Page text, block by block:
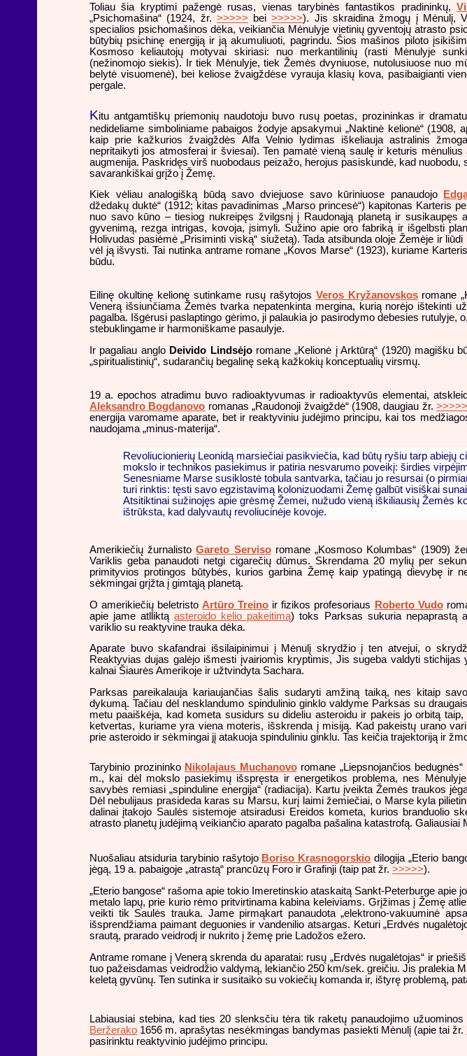
Toliau šia kryptimi pažengė rusas, vienas tarybinės fantastikos pradininkų,
„Psichomašina“ (1924, žr. >>>>> bei>>>>>). Jis skraidina žmogų į Mėnulį,
specialios psichomašinos dėka, veikiančia Mėnulyje vietinių gyventojų atrasto
būtybių psichinę energiją ir ją akumuliuoti, pagrindu. Šios mašinos piloto
Kosmoso keliautojų motyvai skiriasi: nuo merkantilinių (rasti Mėnulyje
(nežinomojo siekis). Ir tiek Mėnulyje, tiek Žemės dvyniuose, nutolusiuose nuo
belytė visuomenė), bei keliose žvaigždėse vyrauja klasių kova, pasibaigianti
pergale.
Kitu antgamtiškų priemonių naudotoju buvo rusų poetas, prozininkas ir
nedideliame simboliniame pabaigos žodyje apsakymui „Naktinė kelionė“ (1908,
kaip prie kažkurios žvaigždės Alfa Velnio lydimas iškeliauja astralinis
nepritaikyti jos atmosferai ir šviesai). Ten pamatė vieną saulę ir keturis
augmenija. Paskridęs virš nuobodaus peizažo, herojus pasiskundė, kad
savarankiškai grįžo į Žemę.
Kiek vėliau analogišką būdą savo dviejuose savo kūriniuose panaudojo
džedakų duktė“ (1912; kitas pavadinimas „Marso princesė“) kapitonas Karteris
nuo savo kūno – tiesiog nukreipęs žvilgsnį į Raudonąją planetą ir susikaupęs
gyvenimą, rezga intrigas, kovoja, įsimyli. Sužino apie oro fabriką ir išgelbsti
Holivudas pasiėmė „Prisiminti viską“ siužetą). Tada atsibunda oloje Žemėje ir
vėl ją išvysti. Tai nutinka antrame romane „Kovos Marse“ (1923), kuriame
būdu.
Eilinę okultinę kelionę sutinkame rusų rašytojos Veros Kryžanovskosromane
Venerą išsiunčiama Žemės tvarka nepatenkinta mergina, kurią norėjo ištekinti
pagalba. Išgėrusi paslaptingo gėrimo, ji palaukia jo pasirodymo debesies
stebuklingame ir harmoniškame pasaulyje.
Ir pagaliau anglo Deivido Lindsėjoromane „Kelionė į Arktūrą“ (1920) magišku
„spiritualistinių“, sudarančių begalinę seką kažkokių konceptualių virsmų.
19 a. epochos atradimu buvo radioaktyvumas ir radioaktyvūs elementai,
Aleksandro Bogdanovo romanas „Raudonoji žvaigždė“ (1908, daugiau žr.
energija varomame aparate, bet ir reaktyviniu judėjimo principu, kai tos
naudojama „minus-materija“.
Revoliucionierių Leonidą marsiečiai pasikviečia, kad būtų ryšiu tarp abiejų
mokslo ir technikos pasiekimus ir patiria nesvarumo poveikį: širdies
Senesniame Marse susiklostė tobula santvarka, tačiau jo resursai (o
turi rinktis: tęsti savo egzistavimą kolonizuodami Žemę galbūt visiškai
Atsitiktinai sužinojęs apie grėsmę Žemei, nužudo vieną iškiliausių Žemės
ištrūksta, kad dalyvautų revoliucinėje kovoje.
Amerikiečių žurnalistoGareto Servisoromane „Kosmoso Kolumbas“ (1909)
Variklis geba panaudoti netgi cigarečių dūmus. Skrendama 20 mylių per
primityvios protingos būtybės, kurios garbina Žemę kaip ypatingą dievybę ir
sėkmingai grįžta į gimtąją planetą.
O amerikiečių beletristo Artūro Treino ir fizikos profesoriaus Roberto Vudo
apie jame atlliktąasteroido kelio pakeitimą) toks Parksas sukuria nepaprastą
variklio su reaktyvine trauka dėka.
Aparate buvo skafandrai išsilaipinimui į Mėnulį skrydžio į ten atvejui, o
Reaktyvias dujas galėjo išmesti įvairiomis kryptimis, Jis sugeba valdyti stichijas
kalnai Šiaurės Amerikoje ir užtvindyta Sachara.
Parksas pareikalauja kariaujančias šalis sudaryti amžiną taiką, nes kitaip
dykumą. Tačiau dėl nesklandumo spindulinio ginklo valdyme Parksas su
metu paaiškėja, kad kometa susidurs su dideliu asteroidu ir pakeis jo orbitą
ketvertas, kuriame yra viena moteris, išskrenda į misiją. Kad pakeistų urano
prie asteroido ir sėkmingai jį atakuoja spinduliniu ginklu. Tas keičia trajektoriją ir
Tarybinio prozininko Nikolajaus Muchanovoromane „Liepsnojančios bedugnės“
m., kai dėl mokslo pasiekimų išspręsta ir energetikos problema, nes
savybės remiasi „spinduline energija“ (radiacija). Kartu įveikta Žemės traukos
Dėl nebulijaus prasideda karas su Marsu, kurį laimi žemiečiai, o Marse kyla
dalinai įtakojo Saulės sistemoje atsiradusi Ereidos kometa, kurios branduolio
atrasto planetų judėjimą veikiančio aparato pagalba pašalina katastrofą. Galiausiai
Nuošaliau atsiduria tarybinio rašytojo Boriso Krasnogorskio dilogija „Eterio
jėgą, 19 a. pabaigoje „atrastą“ prancūzų Foro ir Grafinji (taip pat žr. >>>>>).
„Eterio bangose“ rašoma apie tokio Imeretinskio ataskaitą Sankt-Peterburge
metalo lapų, prie kurio rėmo pritvirtinama kabina keleiviams. Grįžimas į Žemę
veikti tik Saulės trauka. Jame pirmąkart panaudota „elektrono-vakuuminė
išsprendžiama paimant deguonies ir vandenilio atsargas. Keturi „Erdvės
srautą, prarado veidrodį ir nukrito į žemę prie Ladožos ežero.
Antrame romane į Venerą skrenda du aparatai: rusų „Erdvės nugalėtojas“ ir
tuo pažeisdamas veidrodžio valdymą, lekiančio 250 km/sek. greičiu. Jis pralekia
keletą gyvūnų. Ten sutinka ir susitaiko su vokiečių komanda ir, ištyrę problemą,
Labiausiai stebina, kad ties 20 slenksčiu tėra tik raketų panaudojimo
Beržerako 1656 m. aprašytas nesėkmingas bandymas pasiekti Mėnulį (apie tai žr.
pasirinktu reaktyvinio judėjimo principu.